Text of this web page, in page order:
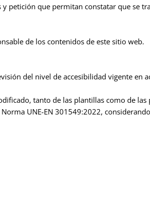
petición que permitan constatar que se
de los contenidos de este sitio web.
del nivel de accesibilidad vigente en
tanto de las plantillas como de las
UNE-EN 301549:2022,